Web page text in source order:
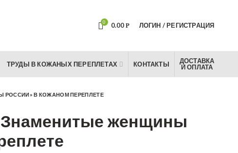
0 0.00 Р ЛОГИН / РЕГИСТРАЦИЯ
ТРУДЫ В КОЖАНЫХ ПЕРЕПЛЕТАХ КОНТАКТЫ
ДОСТАВКА
И ОПЛАТА
В КОЖАНОМ ПЕРЕПЛЕТЕ
женщины